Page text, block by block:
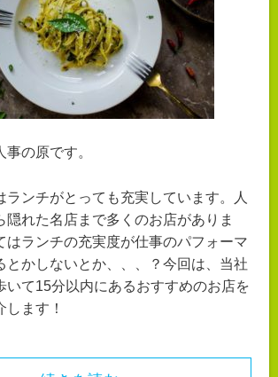
の原です。
ランチがとっても充実しています。人
隠れた名店まで多くのお店がありま
はランチの充実度が仕事のパフォーマ
とかしないとか、、、？ 今回は、当社
いて15分以内にあるおすすめのお店を
ます！